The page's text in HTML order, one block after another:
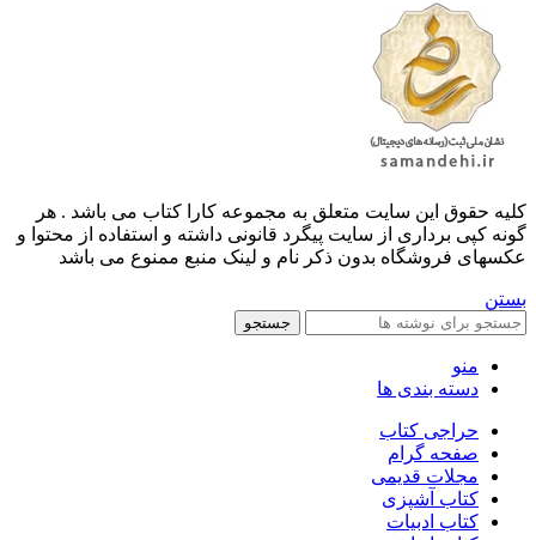
کليه حقوق اين سايت متعلق به مجموعه کارا کتاب می باشد . هر
گونه کپی برداری از سایت پیگرد قانونی داشته و استفاده از محتوا و
عکسهای فروشگاه بدون ذکر نام و لینک منبع ممنوع می باشد
بستن
جستجو
منو
دسته بندی ها
حراجی کتاب
صفحه گرام
مجلات قدیمی
کتاب آشپزی
کتاب ادبیات